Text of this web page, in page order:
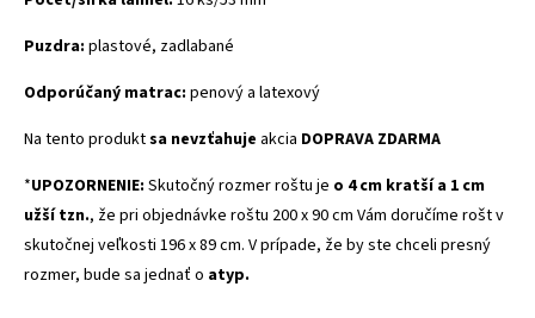
Puzdra: plastové, zadlabané
Odporúčaný matrac: penový a latexový
Na tento produktsa nevzťahuje akcia DOPRAVA ZDARMA
*UPOZORNENIE: Skutočný rozmer roštu je o 4 cm kratší a 1 cm
užší tzn., že pri objednávke roštu 200 x 90 cm Vám doručíme rošt v
skutočnej veľkosti 196 x 89 cm. V prípade, že by ste chceli presný
rozmer, bude sa jednať o atyp.